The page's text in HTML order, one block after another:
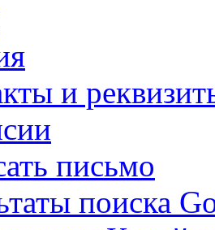
и
письмо
поиска